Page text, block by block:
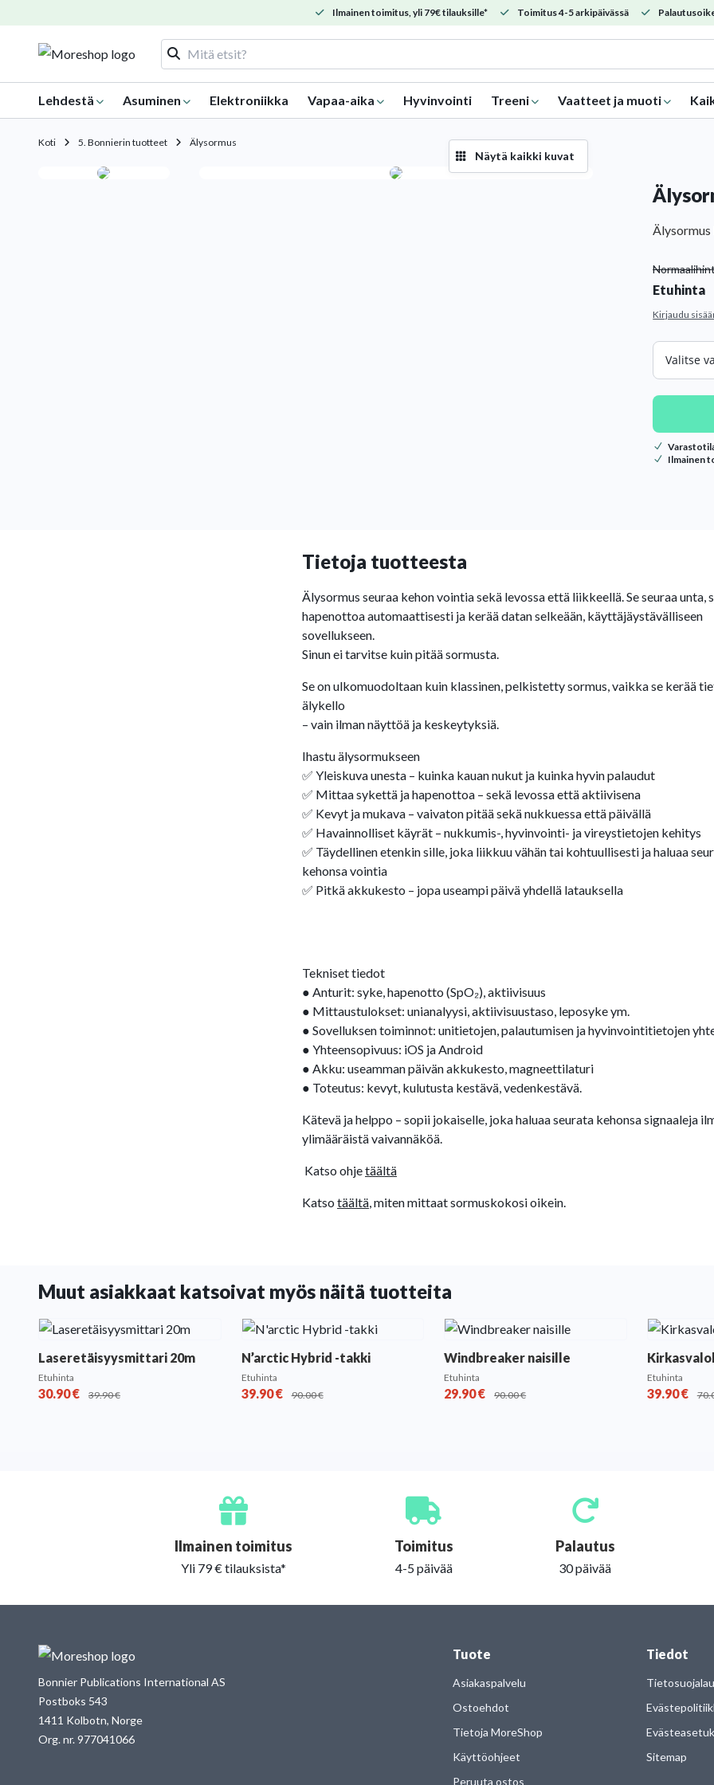
Ilmainen toimitus, yli 79€ tilauksille* Toimitus 4-5 arkipäivässä
Lehdestä Asuminen Elektroniikka Vapaa-aika Hyvinvointi Treeni Vaatteet ja muoti
Koti 5. Bonnierin tuotteet Älysormus
Näytä kaikki kuvat
Älysormus
Etuhinta
Kirjaudu
Koko.
Ilmainen
Tietoja tuotteesta
Älysormus seuraa kehon vointia sekä levossa että liikkeellä. Se seuraa unta,
hapenottoa automaattisesti ja kerää datan selkeään, käyttäjäystävälliseen
sovellukseen.
Sinun ei tarvitse kuin pitää sormusta.
Se on ulkomuodoltaan kuin klassinen, pelkistetty sormus, vaikka se kerää
älykello
– vain ilman näyttöä ja keskeytyksiä.
Ihastu älysormukseen
✅ Yleiskuva unesta – kuinka kauan nukut ja kuinka hyvin palaudut
✅ Mittaa sykettä ja hapenottoa – sekä levossa että aktiivisena
✅ Kevyt ja mukava – vaivaton pitää sekä nukkuessa että päivällä
✅ Havainnolliset käyrät – nukkumis-, hyvinvointi- ja vireystietojen kehitys
✅ Täydellinen etenkin sille, joka liikkuu vähän tai kohtuullisesti ja haluaa
kehonsa vointia
✅ Pitkä akkukesto – jopa useampi päivä yhdellä latauksella
Tekniset tiedot
● Anturit: syke, hapenotto (SpO₂), aktiivisuus
● Mittaustulokset: unianalyysi, aktiivisuustaso, leposyke ym.
● Sovelluksen toiminnot: unitietojen, palautumisen ja hyvinvointitietojen
● Yhteensopivuus: iOS ja Android
● Akku: useamman päivän akkukesto, magneettilaturi
● Toteutus: kevyt, kulutusta kestävä, vedenkestävä.
Kätevä ja helppo – sopii jokaiselle, joka haluaa seurata kehonsa signaaleja
ylimääräistä vaivannäköä.
Katso ohjetäältä
Katso täältä, miten mittaat sormuskokosi oikein.
Muut asiakkaat katsoivat myös näitä tuotteita
Laseretäisyysmittari 20m
Etuhinta
30.90€ 39.90€
N’arctic Hybrid -takki
Etuhinta
39.90€ 90.00€
Windbreaker naisille
Etuhinta
29.90€ 90.00€
Etuhinta
39.90€
Ilmainen toimitus
Yli 79 € tilauksista*
Toimitus
4-5 päivää
Palautus
30 päivää
Bonnier Publications International AS
Postboks 543
1411 Kolbotn, Norge
Org. nr. 977041066
Tuote
Asiakaspalvelu
Ostoehdot
Tietoja MoreShop
Käyttöohjeet
Peruuta ostos
Tiedot
Sitemap